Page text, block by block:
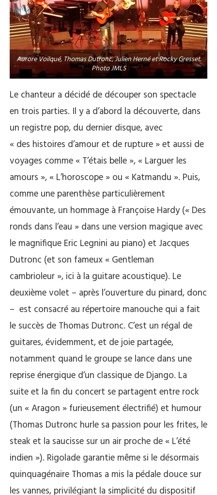
Aurore Voilqué, Thomas Dutronc, Julien Herné et Rocky Gresset.
Photo JMLS
Le chanteur a décidé de découper son spectacle
en trois parties. Il y a d’abord la découverte, dans
un registre pop, du dernier disque, avec
« des histoires d’amour et de rupture » et aussi de
voyages comme « T’étais belle », « Larguer les
amours », « L’horoscope » ou « Katmandu ». Puis,
comme une parenthèse particulièrement
émouvante, un hommage à Françoise Hardy (« Des
ronds dans l’eau » dans une version magique avec
le magnifique Eric Legnini au piano) et Jacques
Dutronc (et son fameux « Gentleman
cambrioleur », ici à la guitare acoustique). Le
deuxième volet – après l’ouverture du pinard, donc
– est consacré au répertoire manouche qui a fait
le succès de Thomas Dutronc. C’est un régal de
guitares, évidemment, et de joie partagée,
notamment quand le groupe se lance dans une
reprise énergique d’un classique de Django. La
suite et la fin du concert se partagent entre rock
(un « Aragon » furieusement électrifié) et humour
(Thomas Dutronc hurle sa passion pour les frites, le
steak et la saucisse sur un air proche de « L’été
indien »). Rigolade garantie même si le désormais
quinquagénaire Thomas a mis la pédale douce sur
les vannes, privilégiant la simplicité du dispositif